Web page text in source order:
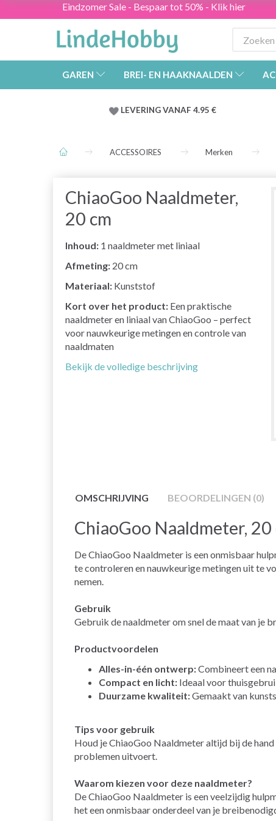
Eindzomer Sale - Bespaar tot 50% - Klik hier
GAREN BREI- EN HAAKNAALDEN
LEVERING VANAF 4.95 €
ACCESSOIRES Merken
ChiaoGoo Naaldmeter,
20 cm
Inhoud: 1 naaldmeter met liniaal
Afmeting: 20 cm
Materiaal: Kunststof
Kort over het product: Een praktische
naaldmeter en liniaal van ChiaoGoo – perfect
voor nauwkeurige metingen en controle van
naaldmaten
Bekijk de volledige beschrijving
OMSCHRIJVING BEOORDELINGEN (0)
ChiaoGoo Naaldmeter, 20
De ChiaoGoo Naaldmeter is een onmisbaar
te controleren en nauwkeurige metingen uit te
nemen.
Gebruik
Gebruik de naaldmeter om snel de maat van je
Productvoordelen
Alles-in-één ontwerp:Combineert een
Compact en licht: Ideaal voor
Duurzame kwaliteit:Gemaakt van
Tips voor gebruik
Houd je ChiaoGoo Naaldmeter altijd bij de
problemen uitvoert.
Waarom kiezen voor deze naaldmeter?
De ChiaoGoo Naaldmeter is een veelzijdig
het een onmisbaar onderdeel van je